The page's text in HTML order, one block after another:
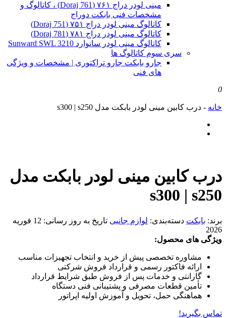
مینی لودر دراج ۷۶۱ (Doraj 761) ، کاتالوگ و
مشخصات فنی بابکت دوراج
کاتالوگ مینی لودر دراج ۷۵۱ (Doraj 751)
کاتالوگ مینی لودر دراج ۷۸۱ (Doraj 781)
کاتالوگ مینی لودر سانوارد Sunward SWL 3210
سری سوم کاتالوگ ها
جارو بابکت جارو تراکتوری | مشخصات و ویژگی
های فنی
0
خانه - درب کابین مینی لودر بابکت مدل s300 | s250
درب کابین مینی لودر بابکت مدل
s300 | s250
برند: بابکت دسته‌بندی: لوازم جانبی تاریخ به روز رسانی:
12 فوریه
2026
ویژگی های محصول:
مشاوره تخصصی پیش از خرید و انتخاب تجهیزات مناسب
ارائه فاکتور رسمی و قرارداد فروش شرکتی
گارانتی و خدمات پس از فروش طبق شرایط قرارداد
تأمین قطعات مصرفی و پشتیبانی فنی دستگاه
هماهنگی حمل، تحویل و آموزش اولیه اپراتور
تماس بگیرید!